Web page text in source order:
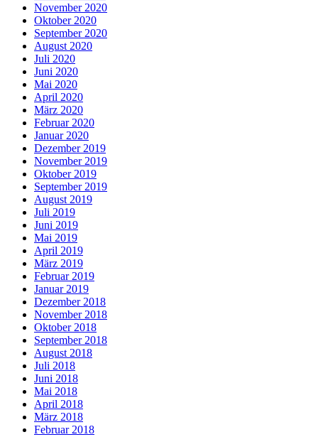
November 2020
Oktober 2020
September 2020
August 2020
Juli 2020
Juni 2020
Mai 2020
April 2020
März 2020
Februar 2020
Januar 2020
Dezember 2019
November 2019
Oktober 2019
September 2019
August 2019
Juli 2019
Juni 2019
Mai 2019
April 2019
März 2019
Februar 2019
Januar 2019
Dezember 2018
November 2018
Oktober 2018
September 2018
August 2018
Juli 2018
Juni 2018
Mai 2018
April 2018
März 2018
Februar 2018